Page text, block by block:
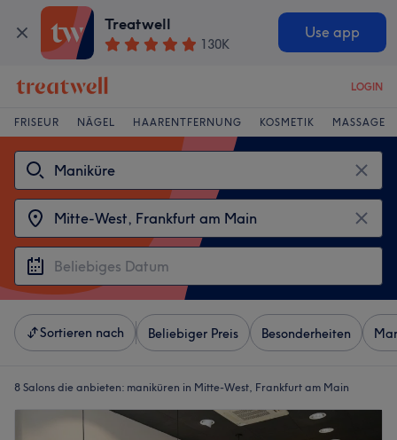
Treatwell
130K
Use app
LOGIN
FRISEUR NÄGEL HAARENTFERNUNG KOSMETIK MASSAGE
Sortieren nach Beliebiger Preis Besonderheiten
8 Salons die anbieten: maniküren in Mitte-West, Frankfurt am Main